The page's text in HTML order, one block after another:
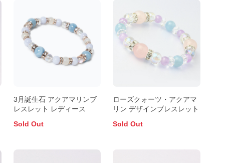
3月誕生石 アクアマリンブ
レスレット レディース
Sold Out
ローズクォーツ・アクアマ
リン デザインブレスレット
Sold Out